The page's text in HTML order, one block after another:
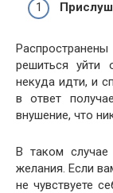
решиться уйти
некуда идти, и
в ответ
внушение, что
В таком случае
желания. Если
не чувствуете